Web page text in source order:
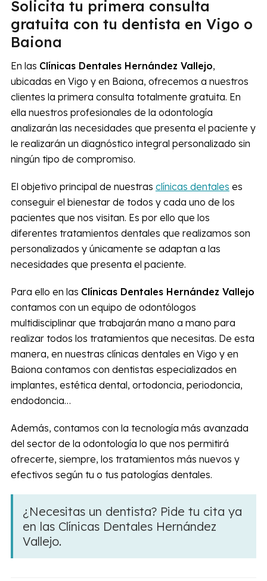
Solicita tu primera consulta
gratuita con tu dentista en Vigo o
Baiona
En las Clínicas Dentales Hernández Vallejo,
ubicadas en Vigo y en Baiona, ofrecemos a nuestros
clientes la primera consulta totalmente gratuita. En
ella nuestros profesionales de la odontología
analizarán las necesidades que presenta el paciente y
le realizarán un diagnóstico integral personalizado sin
ningún tipo de compromiso.
El objetivo principal de nuestras clínicas dentales es
conseguir el bienestar de todos y cada uno de los
pacientes que nos visitan. Es por ello que los
diferentes tratamientos dentales que realizamos son
personalizados y únicamente se adaptan a las
necesidades que presenta el paciente.
Para ello en las Clínicas Dentales Hernández Vallejo
contamos con un equipo de odontólogos
multidisciplinar que trabajarán mano a mano para
realizar todos los tratamientos que necesitas. De esta
manera, en nuestras clínicas dentales en Vigo y en
Baiona contamos con dentistas especializados en
implantes, estética dental, ortodoncia, periodoncia,
endodoncia…
Además, contamos con la tecnología más avanzada
del sector de la odontología lo que nos permitirá
ofrecerte, siempre, los tratamientos más nuevos y
efectivos según tu o tus patologías dentales.
¿Necesitas un dentista? Pide tu cita ya
en las Clínicas Dentales Hernández
Vallejo.